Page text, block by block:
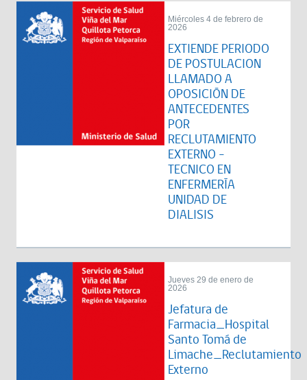
Miércoles 4 de febrero de
2026
EXTIENDE PERIODO
DE POSTULACION
LLAMADO A
OPOSICIÓN DE
ANTECEDENTES
POR
RECLUTAMIENTO
EXTERNO -
TECNICO EN
ENFERMERÍA
UNIDAD DE
DIALISIS
Jueves 29 de enero de
2026
Jefatura de
Farmacia_Hospital
Santo Tomá de
Limache_Reclutamiento
Externo